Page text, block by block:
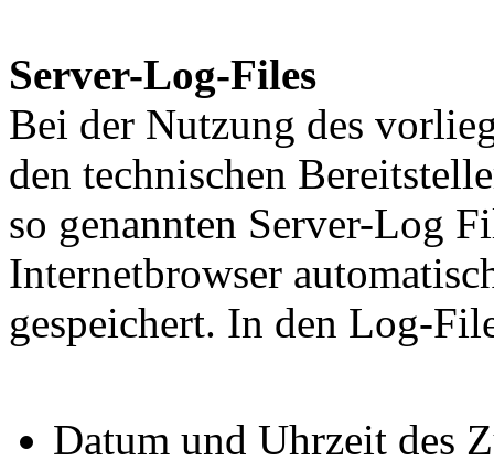
Server-Log-Files
Bei der Nutzung des
den technischen
so genannten Server-Log
Internetbrowser
gespeichert. In den Log-
Datum und Uhrzeit des